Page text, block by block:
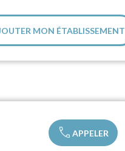
MON ÉTABLISSEMENT
call APPELER